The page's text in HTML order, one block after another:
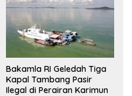
Bakamla RI Geledah Tiga
Kapal Tambang Pasir
Ilegal di Perairan Karimun